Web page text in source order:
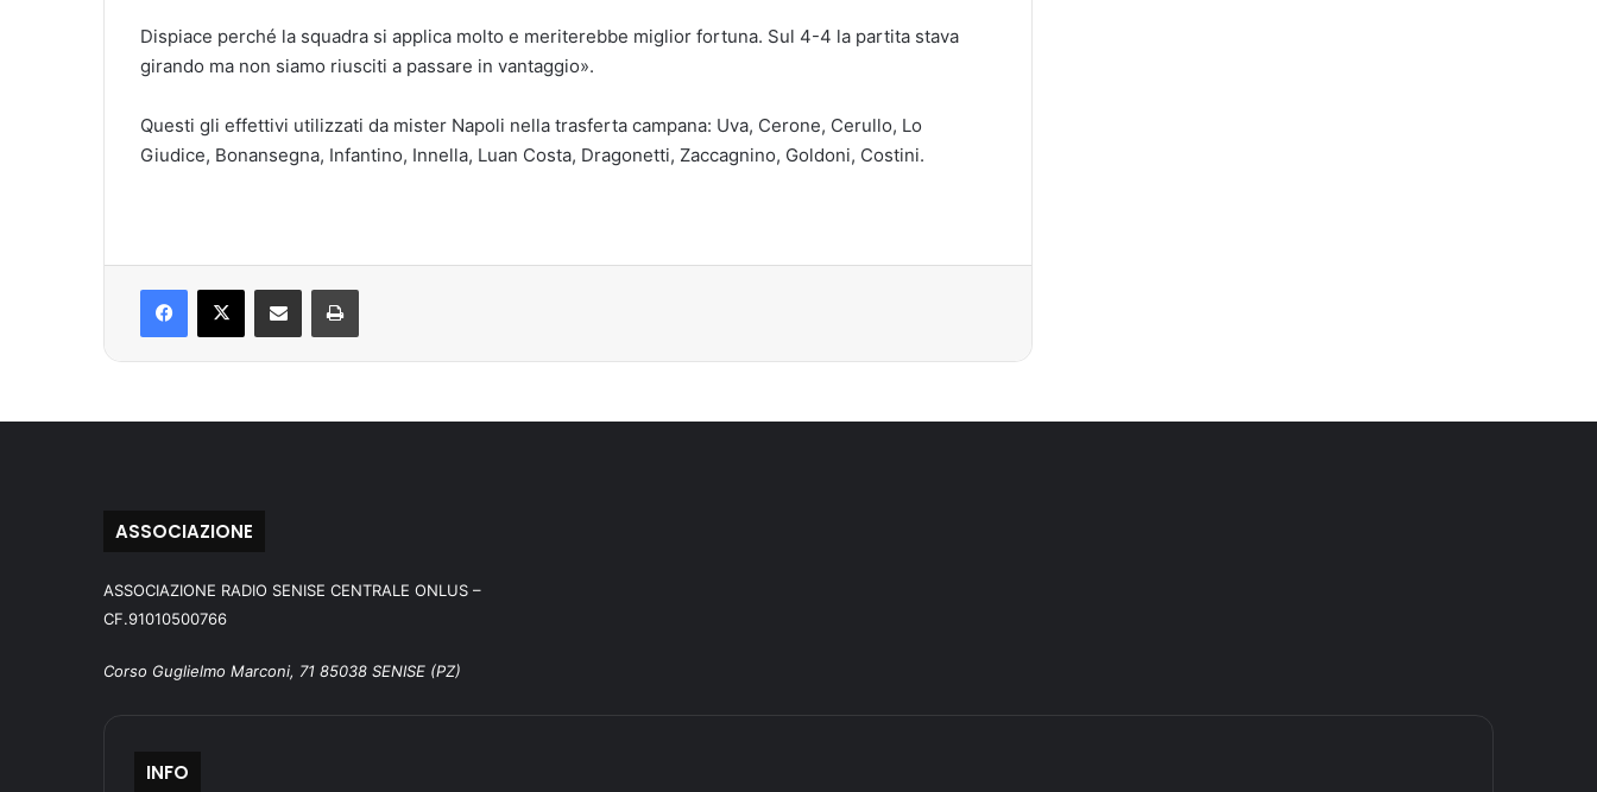
Dispiace perché la squadra si applica molto e meriterebbe miglior fortuna. Sul 4-4 la partita stava
girando ma non siamo riusciti a passare in vantaggio».
Questi gli effettivi utilizzati da mister Napoli nella trasferta campana: Uva, Cerone, Cerullo, Lo
Giudice, Bonansegna, Infantino, Innella, Luan Costa, Dragonetti, Zaccagnino, Goldoni, Costini.
ASSOCIAZIONE
ASSOCIAZIONE RADIO SENISE CENTRALE ONLUS –
CF.91010500766
Corso Guglielmo Marconi, 71 85038 SENISE (PZ)
INFO